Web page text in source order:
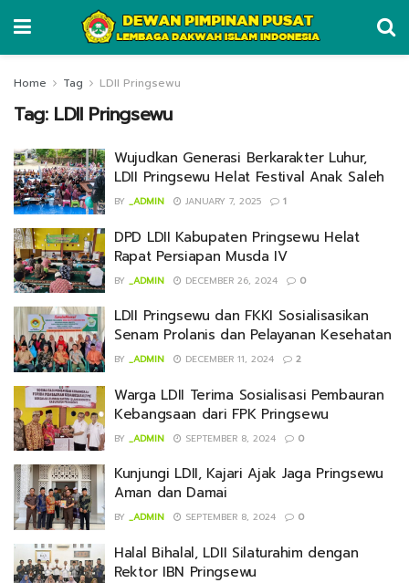
Home Tag LDII Pringsewu
Tag: LDII Pringsewu
Wujudkan Generasi Berkarakter Luhur,
LDII Pringsewu Helat Festival Anak Saleh
BY _ADMIN JANUARY 7, 2025 1
DPD LDII Kabupaten Pringsewu Helat
Rapat Persiapan Musda IV
BY _ADMIN DECEMBER 26, 2024 0
LDII Pringsewu dan FKKI Sosialisasikan
Senam Prolanis dan Pelayanan Kesehatan
BY _ADMIN DECEMBER 11, 2024 2
Warga LDII Terima Sosialisasi Pembauran
Kebangsaan dari FPK Pringsewu
BY _ADMIN SEPTEMBER 8, 2024 0
Kunjungi LDII, Kajari Ajak Jaga Pringsewu
Aman dan Damai
BY _ADMIN SEPTEMBER 8, 2024 0
Halal Bihalal, LDII Silaturahim dengan
Rektor IBN Pringsewu